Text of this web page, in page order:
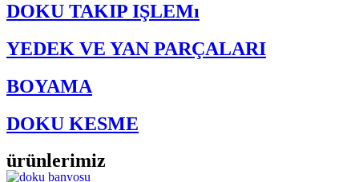
DOKU TAKIP IŞLEMı
YEDEK VE YAN PARÇALARI
BOYAMA
DOKU KESME
ürünlerimiz